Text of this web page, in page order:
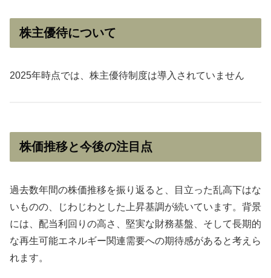
株主優待について
2025年時点では、株主優待制度は導入されていません
株価推移と今後の注目点
過去数年間の株価推移を振り返ると、目立った乱高下はな
いものの、じわじわとした上昇基調が続いています。背景
には、配当利回りの高さ、堅実な財務基盤、そして長期的
な再生可能エネルギー関連需要への期待感があると考えら
れます。